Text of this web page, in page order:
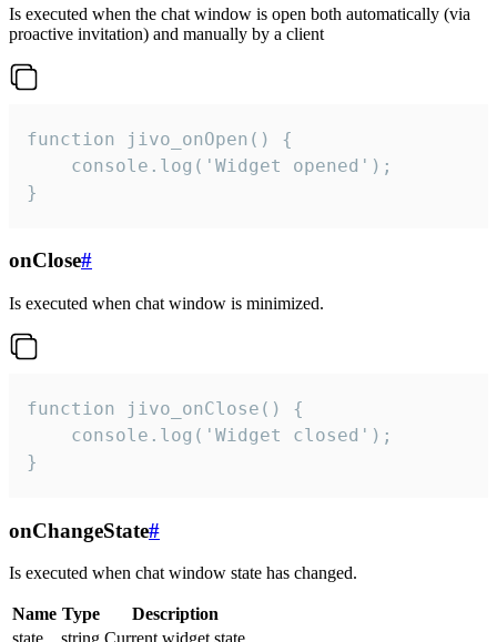
Is executed when the chat window is open both automatically (via
proactive invitation) and manually by a client
function jivo_onOpen() {
    console.log('Widget opened');
}
onClose#
Is executed when chat window is minimized.
function jivo_onClose() {
    console.log('Widget closed');
}
onChangeState#
Is executed when chat window state has changed.
Name Type
Description